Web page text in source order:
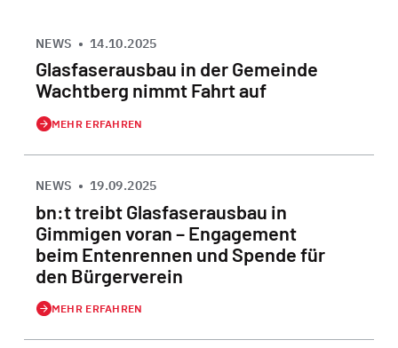
NEWS • 14.10.2025
Glasfaserausbau in der Gemeinde
Wachtberg nimmt Fahrt auf
MEHR ERFAHREN
NEWS • 19.09.2025
bn:t treibt Glasfaserausbau in
Gimmigen voran – Engagement
beim Entenrennen und Spende für
den Bürgerverein
MEHR ERFAHREN